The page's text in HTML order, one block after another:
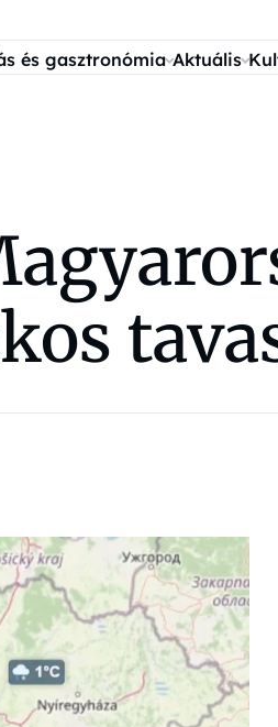
és gasztronómia Aktuális